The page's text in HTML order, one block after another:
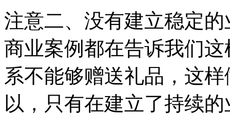
注意二、没有建立稳定
商业案例都在告诉我们
系不能够赠送礼品，这
以，只有在建立了持续